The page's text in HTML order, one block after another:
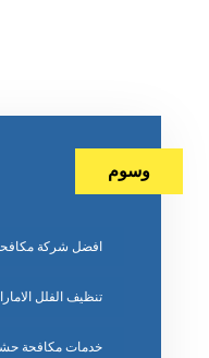
وسوم
افضل شركة
تنظيف الفلل
خدمات مكافحة